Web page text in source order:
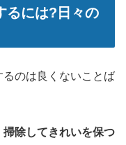
るには?日々の
のは良くないことば
除してきれいを保つ